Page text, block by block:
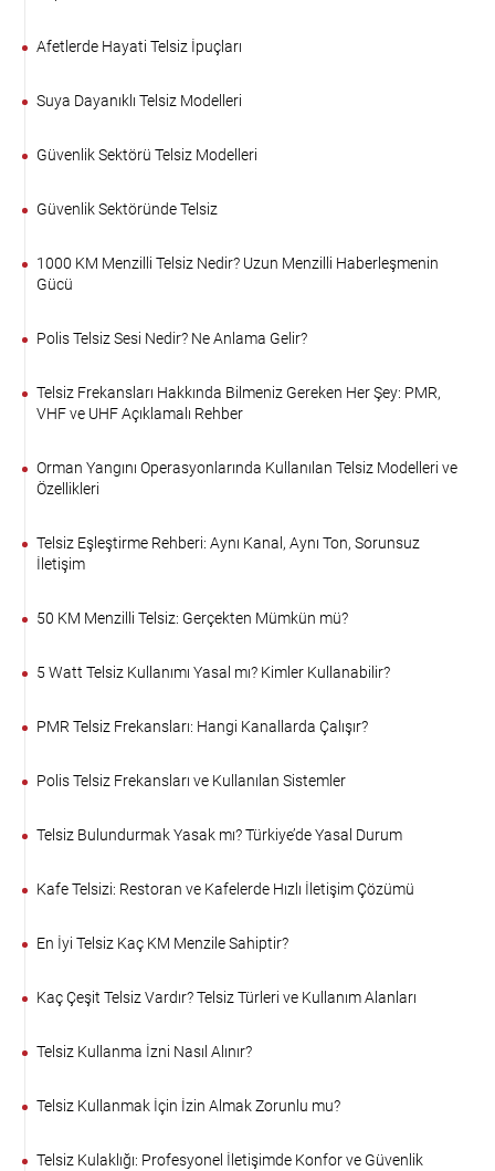
Afetlerde Hayati Telsiz İpuçları
Suya Dayanıklı Telsiz Modelleri
Güvenlik Sektörü Telsiz Modelleri
Güvenlik Sektöründe Telsiz
1000 KM Menzilli Telsiz Nedir? Uzun Menzilli Haberleşmenin
Gücü
Polis Telsiz Sesi Nedir? Ne Anlama Gelir?
Telsiz Frekansları Hakkında Bilmeniz Gereken Her Şey: PMR,
VHF ve UHF Açıklamalı Rehber
Orman Yangını Operasyonlarında Kullanılan Telsiz Modelleri ve
Özellikleri
Telsiz Eşleştirme Rehberi: Aynı Kanal, Aynı Ton, Sorunsuz
İletişim
50 KM Menzilli Telsiz: Gerçekten Mümkün mü?
5 Watt Telsiz Kullanımı Yasal mı? Kimler Kullanabilir?
PMR Telsiz Frekansları: Hangi Kanallarda Çalışır?
Polis Telsiz Frekansları ve Kullanılan Sistemler
Telsiz Bulundurmak Yasak mı? Türkiye’de Yasal Durum
Kafe Telsizi: Restoran ve Kafelerde Hızlı İletişim Çözümü
En İyi Telsiz Kaç KM Menzile Sahiptir?
Kaç Çeşit Telsiz Vardır? Telsiz Türleri ve Kullanım Alanları
Telsiz Kullanma İzni Nasıl Alınır?
Telsiz Kullanmak İçin İzin Almak Zorunlu mu?
Telsiz Kulaklığı: Profesyonel İletişimde Konfor ve Güvenlik